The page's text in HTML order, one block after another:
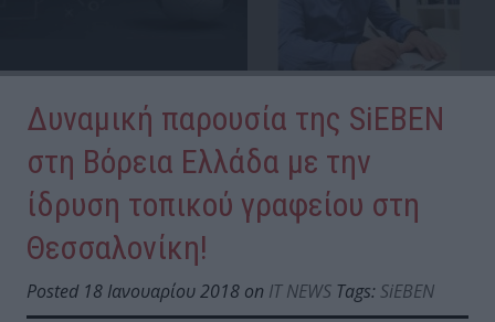
Δυναμική παρουσία της SiEBEN
στη Βόρεια Ελλάδα με την
ίδρυση τοπικού γραφείου στη
Θεσσαλονίκη!
Posted 18 Ιανουαρίου 2018 on IT NEWS Tags: SiEBEN